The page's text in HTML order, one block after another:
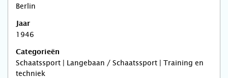
Berlin
Jaar
1946
Categorieën
Schaatssport | Langebaan / Schaatssport | Training en
techniek